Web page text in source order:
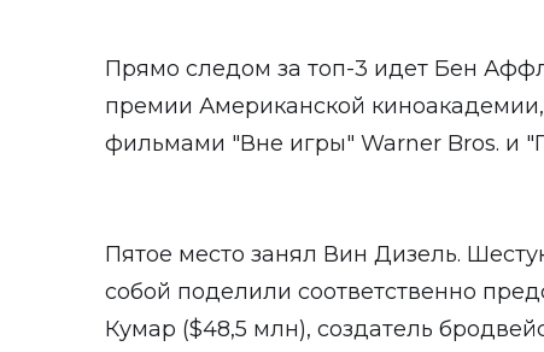
Прямо следом за топ-3 идет Бен
премии Американской
фильмами "Вне игры" Warner Bros. и
Пятое место занял Вин Дизель.
собой поделили соответственно
Кумар ($48,5 млн), создатель